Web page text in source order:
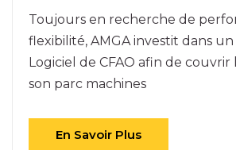
Toujours en recherche de
flexibilité, AMGA investit dans
Logiciel de CFAO afin de couvrir
son parc machines
En Savoir Plus